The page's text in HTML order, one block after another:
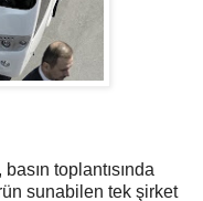
toplantısında
sunabilen tek şirket